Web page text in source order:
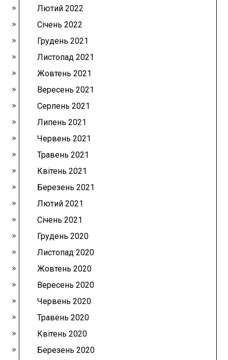
Лютий 2022
Січень 2022
Грудень 2021
Листопад 2021
Жовтень 2021
Вересень 2021
Серпень 2021
Липень 2021
Червень 2021
Травень 2021
Квітень 2021
Березень 2021
Лютий 2021
Січень 2021
Грудень 2020
Листопад 2020
Жовтень 2020
Вересень 2020
Червень 2020
Травень 2020
Квітень 2020
Березень 2020